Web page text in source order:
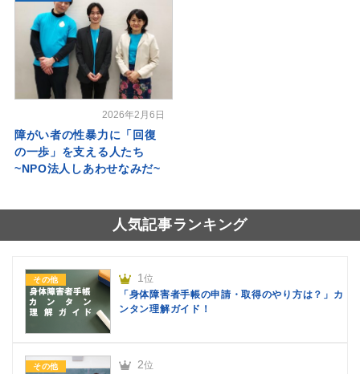
2026年2月6日
障がい者の性暴力に「回復
の一歩」を支える人たち
~NPO法人しあわせなみだ~
人気記事ランキング
その他 1 位
「身体障害者手帳の申請・取得のやり方は？」カ
ンタン理解ガイド！
その他 2位